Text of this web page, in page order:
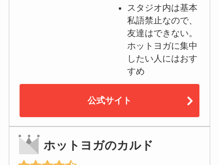
スタジオ内は基本
私語禁止なので、
友達はできない。
ホットヨガに集中
したい人にはおす
すめ
公式サイト
ホットヨガのカルド